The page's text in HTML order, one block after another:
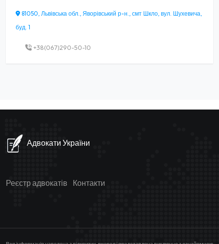
81050, Львівська обл., Яворівський р-н., смт Шкло, вул. Шухевича,
буд. 1
+38(067)290-50-10
Адвокати України
Реєстр адвокатів Контакти